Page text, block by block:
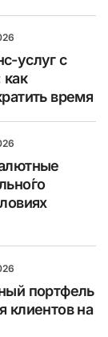
услуг с
время
портфель
клиентов на